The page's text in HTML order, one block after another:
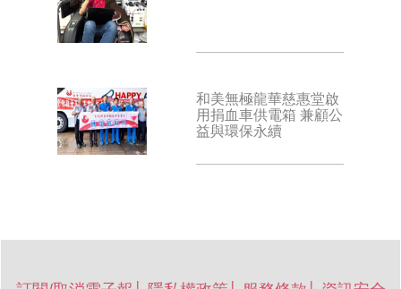
和美無極龍華慈惠堂啟
用捐血車供電箱 兼顧公
益與環保永續